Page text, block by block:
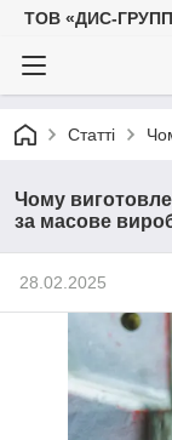
ТОВ «ДИС-
Статті
Чому
за масове
28.02.2025